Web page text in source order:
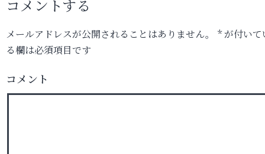
コメントする
メールアドレスが公開されることはありません。 *が付いて
る欄は必須項目です
コメント